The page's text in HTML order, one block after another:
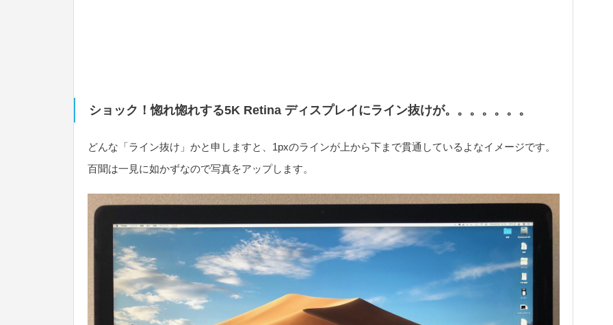
ショック！惚れ惚れする5K Retina ディスプレイにライン抜けが。。。。。。。
どんな「ライン抜け」かと申しますと、1pxのラインが上から下まで貫通しているよなイメージです。
百聞は一見に如かずなので写真をアップします。